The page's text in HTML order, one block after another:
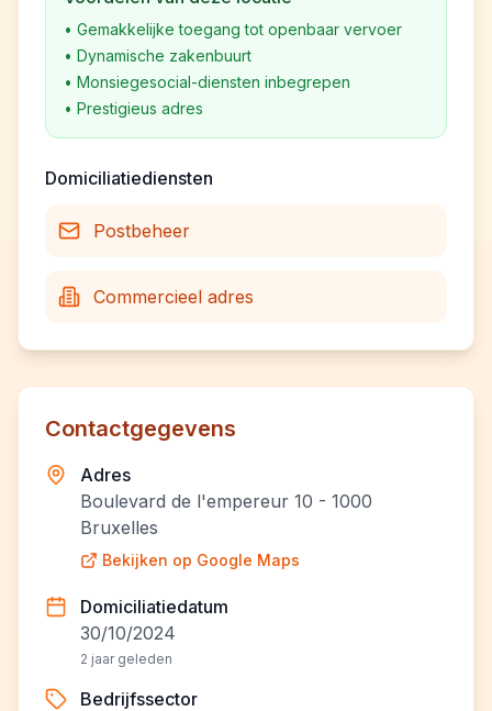
• Gemakkelijke toegang tot openbaar vervoer
• Dynamische zakenbuurt
• Monsiegesocial-diensten inbegrepen
• Prestigieus adres
Domiciliatiediensten
Postbeheer
Commercieel adres
Contactgegevens
Adres
Boulevard de l'empereur 10 - 1000
Bruxelles
Bekijken op Google Maps
Domiciliatiedatum
30/10/2024
2 jaar geleden
Bedrijfssector